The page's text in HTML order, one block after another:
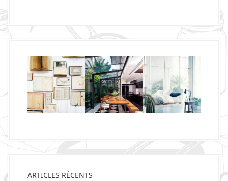
ARTICLES RÉCENTS